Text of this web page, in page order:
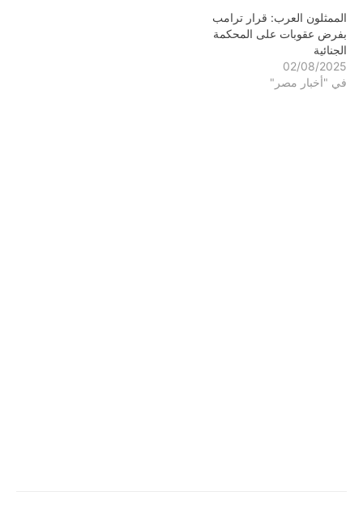
الممثلون العرب: قرار ترامب
بفرض عقوبات على المحكمة
الجنائية
02/08/2025
في "أخبار مصر"